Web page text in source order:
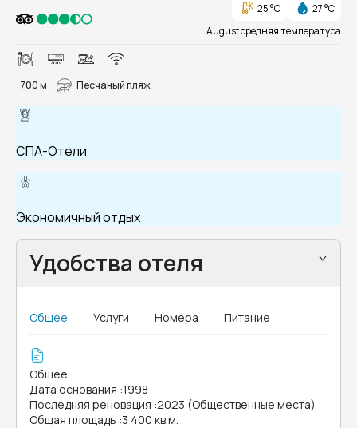
25 °C
27 °C
August средняя температура
700 м Песчаный пляж
СПА-Отели
Экономичный отдых
Удобства отеля
Общее Услуги Номера Питание
Общее
Дата основания :1998
Последняя реновация :2023 (Общественные места)
Общая площадь :3 400 кв.м.